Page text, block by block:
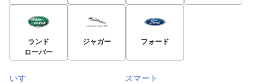
ランド
ローバー
ジャガー フォード
いすゞ
スマート